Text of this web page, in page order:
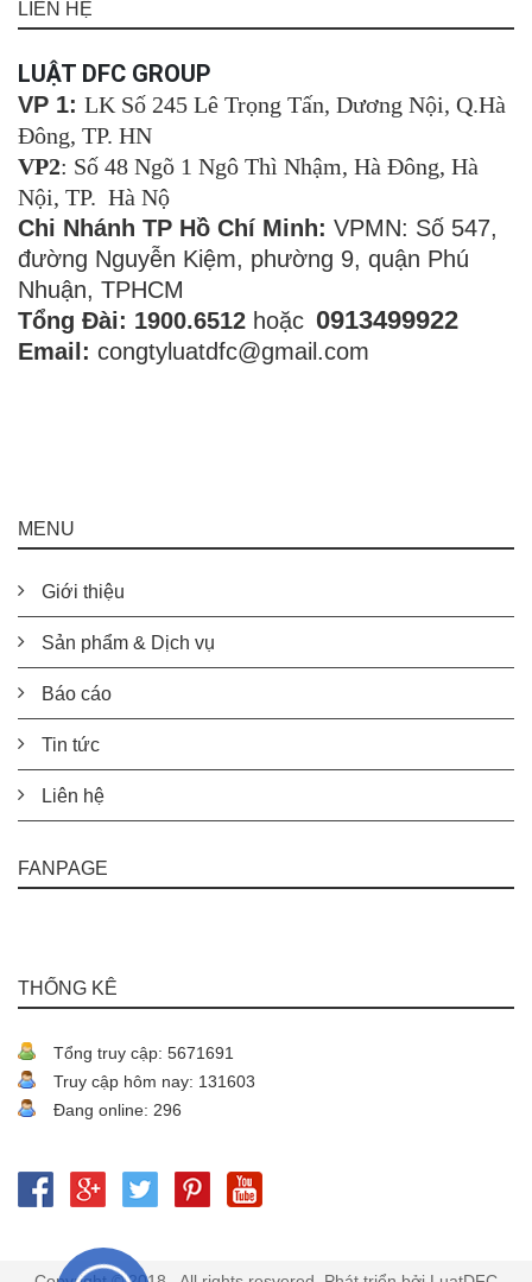
LIÊN HỆ
LUẬT DFC GROUP
VP 1: LK Số 245 Lê Trọng Tấn, Dương Nội, Q.Hà
Đông, TP. HN
VP2: Số 48 Ngõ 1 Ngô Thì Nhậm, Hà Đông, Hà
Nội, TP. Hà Nộ
Chi Nhánh TP Hồ Chí Minh: VPMN: Số 547,
đường Nguyễn Kiệm, phường 9, quận Phú
Nhuận, TPHCM
Tổng Đài: 1900.6512 hoặc 0913499922
Email: congtyluatdfc@gmail.com
MENU
Giới thiệu
Sản phẩm & Dịch vụ
Báo cáo
Tin tức
Liên hệ
FANPAGE
THỐNG KÊ
Tổng truy cập: 5671691
Truy cập hôm nay: 131603
Đang online: 296